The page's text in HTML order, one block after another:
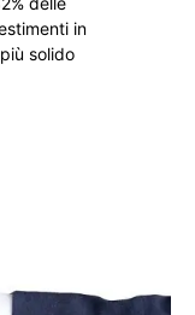
in
solido